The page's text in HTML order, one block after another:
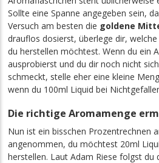
Sollte eine Spanne angegeben sein,
Versuch am besten die goldene
drauflos dosierst, überlege dir,
du herstellen möchtest. Wenn du ein
ausprobierst und du dir noch nicht
schmeckt, stelle eher eine kleine
wenn du 100ml Liquid bei
Die richtige Aromamenge
Nun ist ein bisschen Prozentrechnen
angenommen, du möchtest 20ml
herstellen. Laut Adam Riese folgst du